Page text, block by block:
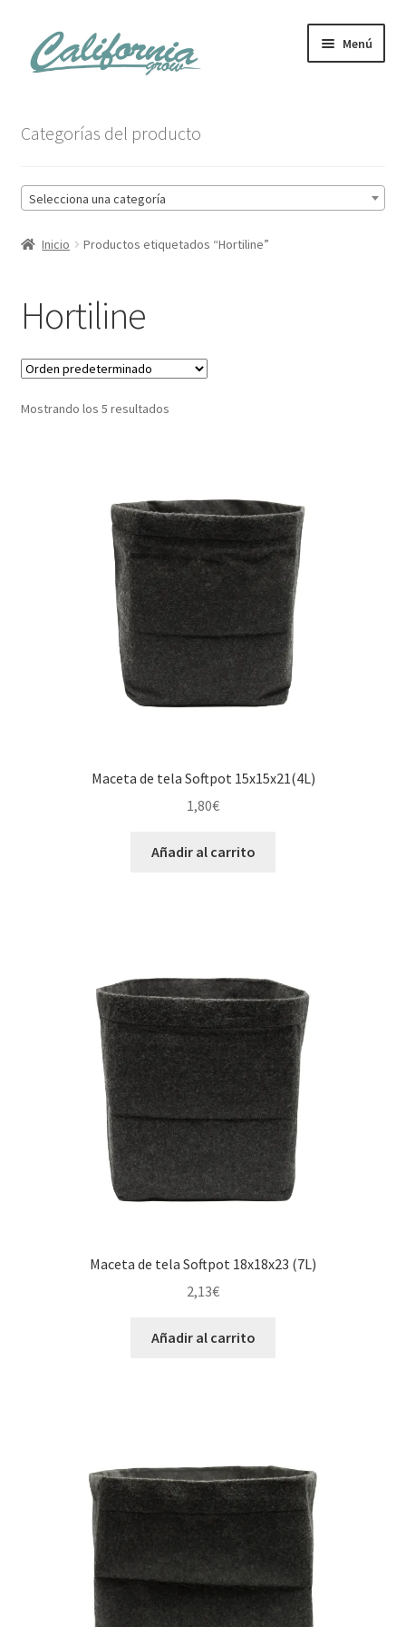
al
contenido
Menú
Carrito
Mi cuenta
Categorías del producto
Selecciona una categoría
Inicio Productos etiquetados “Hortiline”
Hortiline
Mostrando los 5 resultados
Maceta de tela Softpot 15x15x21(4L)
1,80€
Añadir al carrito
Maceta de tela Softpot 18x18x23 (7L)
2,13€
Añadir al carrito